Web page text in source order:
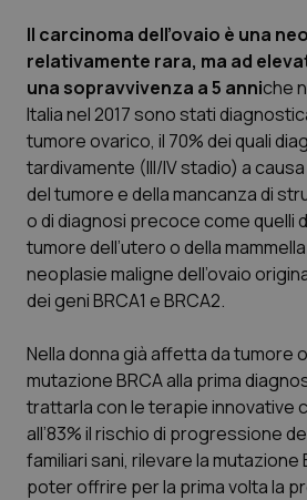
Tumore ovarico
Tumori del Polmone &
Tumori gastrointestinali
Ulcera & Reflusso
Vaccini
Il carcinoma dell’ovaio è una
relativamente rara, ma ad
una sopravvivenza a 5 anniche
Italia nel 2017 sono stati
tumore ovarico, il 70% dei quali
tardivamente (III/IV stadio) a
del tumore e della mancanza di
o di diagnosi precoce come quelli
tumore dell’utero o della
neoplasie maligne dell’ovaio
dei geni BRCA1 e BRCA2.
Nella donna già affetta da tumore
mutazione BRCA alla prima
trattarla con le terapie innovative
all’83% il rischio di progressione
familiari sani, rilevare la mutazione
poter offrire per la prima volta la